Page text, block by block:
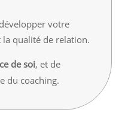
votre
qualité de relation.
de soi, et de
du coaching.